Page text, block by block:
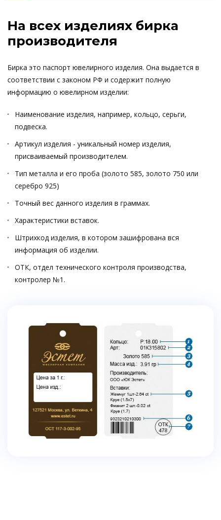
На всех изделиях бирка
производителя
Бирка это паспорт ювелирного изделия. Она выдается в
соответствии с законом РФ и содержит полную
информацию о ювелирном изделии:
Наименование изделия, например, кольцо, серьги,
подвеска.
Артикул изделия - уникальный номер изделия,
присваиваемый производителем.
Тип металла и его проба (золото 585, золото 750 или
серебро 925)
Точный вес данного изделия в граммах.
Характеристики вставок.
Штрихкод изделия, в котором зашифрована вся
информация об изделии.
ОТК, отдел технического контроля производства,
контролер №1.